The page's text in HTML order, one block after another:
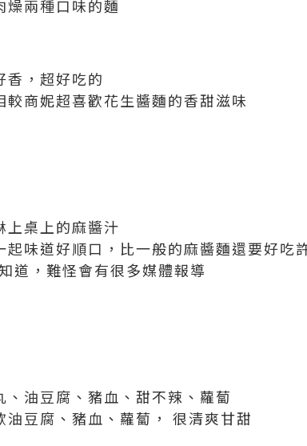
燥兩種口味的麵
香，超好吃的
商妮超喜歡花生醬麵的香甜滋味
上桌上的麻醬汁
味道好順口，比一般的麻醬麵還要好吃
道，難怪會有很多媒體報導
油豆腐、豬血、甜不辣、蘿蔔
豆腐、豬血、蘿蔔， 很清爽甘甜